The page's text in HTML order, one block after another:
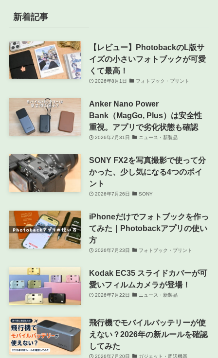
新着記事
【レビュー】PhotobackのL版サ
イズの小さいフォトブックが可愛
くて最高！
2026年8月1日 フォトブック・プリント
Anker Nano Power
Bank（MagGo, Plus）は安全性
重視。アプリで劣化状態も確認
2026年7月31日 ニュース・新製品
SONY FX2を写真撮影で使って分
かった、少し気になる4つのポイ
ント
2026年7月26日 SONY
iPhoneだけでフォトブックを作っ
てみた｜Photobackアプリの使い
方
2026年7月23日 フォトブック・プリント
Kodak EC35 スライドカバーが可
愛いフィルムカメラが登場！
2026年7月22日 ニュース・新製品
飛行機でモバイルバッテリーが使
えない？2026年の新ルールを確認
してみた
2026年7月20日 ガジェット・周辺機器